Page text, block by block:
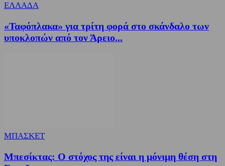
ΕΛΛΑΔΑ
«Ταφόπλακα» για τρίτη φορά στο σκάνδαλο των
υποκλοπών από τον Άρειο...
ΜΠΑΣΚΕΤ
Μπεσίκτας: Ο στόχος της είναι η μόνιμη θέση στη